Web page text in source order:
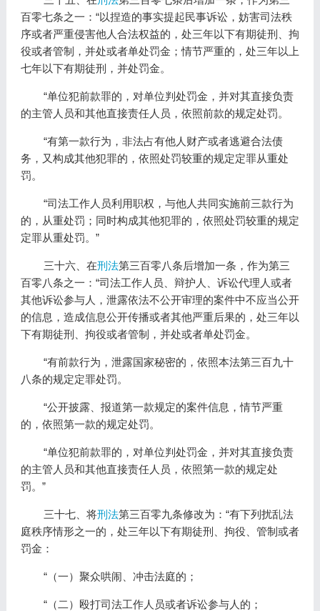
百零七条之一：“以捏造的事实提起民事诉讼，妨害司法秩
序或者严重侵害他人合法权益的，处三年以下有期徒刑、拘
役或者管制，并处或者单处罚金；情节严重的，处三年以上
七年以下有期徒刑，并处罚金。
“单位犯前款罪的，对单位判处罚金，并对其直接负责
的主管人员和其他直接责任人员，依照前款的规定处罚。
“有第一款行为，非法占有他人财产或者逃避合法债
务，又构成其他犯罪的，依照处罚较重的规定定罪从重处
罚。
“司法工作人员利用职权，与他人共同实施前三款行为
的，从重处罚；同时构成其他犯罪的，依照处罚较重的规定
定罪从重处罚。”
三十六、在刑法第三百零八条后增加一条，作为第三
百零八条之一：“司法工作人员、辩护人、诉讼代理人或者
其他诉讼参与人，泄露依法不公开审理的案件中不应当公开
的信息，造成信息公开传播或者其他严重后果的，处三年以
下有期徒刑、拘役或者管制，并处或者单处罚金。
“有前款行为，泄露国家秘密的，依照本法第三百九十
八条的规定定罪处罚。
“公开披露、报道第一款规定的案件信息，情节严重
的，依照第一款的规定处罚。
“单位犯前款罪的，对单位判处罚金，并对其直接负责
的主管人员和其他直接责任人员，依照第一款的规定处
罚。”
三十七、将刑法第三百零九条修改为：“有下列扰乱法
庭秩序情形之一的，处三年以下有期徒刑、拘役、管制或者
罚金：
“（一）聚众哄闹、冲击法庭的；
“（二）殴打司法工作人员或者诉讼参与人的；